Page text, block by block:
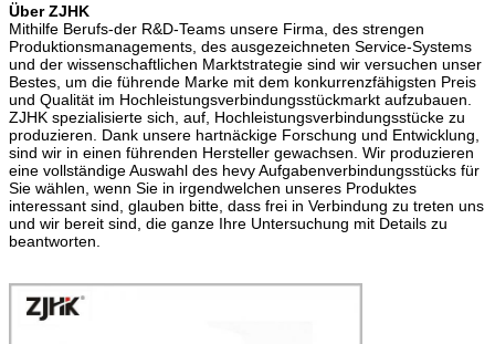
Über ZJHK
Mithilfe Berufs-der R&D-Teams unsere Firma, des strengen
Produktionsmanagements, des ausgezeichneten Service-Systems
und der wissenschaftlichen Marktstrategie sind wir versuchen unser
Bestes, um die führende Marke mit dem konkurrenzfähigsten Preis
und Qualität im Hochleistungsverbindungsstückmarkt aufzubauen.
ZJHK spezialisierte sich, auf, Hochleistungsverbindungsstücke zu
produzieren. Dank unsere hartnäckige Forschung und Entwicklung,
sind wir in einen führenden Hersteller gewachsen. Wir produzieren
eine vollständige Auswahl des hevy Aufgabenverbindungsstücks für
Sie wählen, wenn Sie in irgendwelchen unseres Produktes
interessant sind, glauben bitte, dass frei in Verbindung zu treten uns
und wir bereit sind, die ganze Ihre Untersuchung mit Details zu
beantworten.